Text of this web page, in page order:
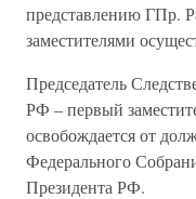
представлению ГПр.
заместителями
Председатель
РФ – первый
освобождается от
Федерального
Президента РФ.